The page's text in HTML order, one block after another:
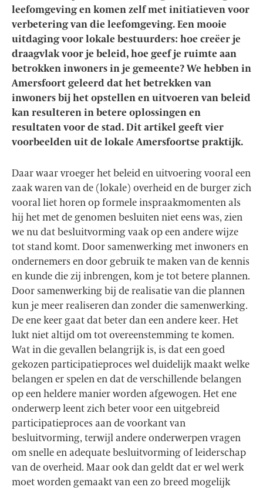
leefomgeving en komen zelf met initiatieven voor
verbetering van die leefomgeving. Een mooie
uitdaging voor lokale bestuurders: hoe creëer je
draagvlak voor je beleid, hoe geef je ruimte aan
betrokken inwoners in je gemeente? We hebben in
Amersfoort geleerd dat het betrekken van
inwoners bij het opstellen en uitvoeren van beleid
kan resulteren in betere oplossingen en
resultaten voor de stad. Dit artikel geeft vier
voorbeelden uit de lokale Amersfoortse praktijk.
Daar waar vroeger het beleid en uitvoering vooral een
zaak waren van de (lokale) overheid en de burger zich
vooral liet horen op formele inspraakmomenten als
hij het met de genomen besluiten niet eens was, zien
we nu dat besluitvorming vaak op een andere wijze
tot stand komt. Door samenwerking met inwoners en
ondernemers en door gebruik te maken van de kennis
en kunde die zij inbrengen, kom je tot betere plannen.
Door samenwerking bij de realisatie van die plannen
kun je meer realiseren dan zonder die samenwerking.
De ene keer gaat dat beter dan een andere keer. Het
lukt niet altijd om tot overeenstemming te komen.
Wat in die gevallen belangrijk is, is dat een goed
gekozen participatieproces wel duidelijk maakt welke
belangen er spelen en dat de verschillende belangen
op een heldere manier worden afgewogen. Het ene
onderwerp leent zich beter voor een uitgebreid
participatieproces aan de voorkant van
besluitvorming, terwijl andere onderwerpen vragen
om snelle en adequate besluitvorming of leiderschap
van de overheid. Maar ook dan geldt dat er wel werk
moet worden gemaakt van een zo breed mogelijk